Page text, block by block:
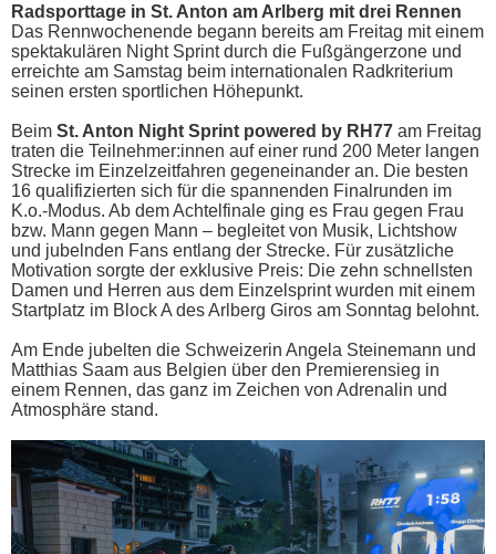
Radsporttage in St. Anton am Arlberg mit drei Rennen
Das Rennwochenende begann bereits am Freitag mit einem
spektakulären Night Sprint durch die Fußgängerzone und
erreichte am Samstag beim internationalen Radkriterium
seinen ersten sportlichen Höhepunkt.
Beim St. Anton Night Sprint powered by RH77 am Freitag
traten die Teilnehmer:innen auf einer rund 200 Meter langen
Strecke im Einzelzeitfahren gegeneinander an. Die besten
16 qualifizierten sich für die spannenden Finalrunden im
K.o.-Modus. Ab dem Achtelfinale ging es Frau gegen Frau
bzw. Mann gegen Mann – begleitet von Musik, Lichtshow
und jubelnden Fans entlang der Strecke. Für zusätzliche
Motivation sorgte der exklusive Preis: Die zehn schnellsten
Damen und Herren aus dem Einzelsprint wurden mit einem
Startplatz im Block A des Arlberg Giros am Sonntag belohnt.
Am Ende jubelten die Schweizerin Angela Steinemann und
Matthias Saam aus Belgien über den Premierensieg in
einem Rennen, das ganz im Zeichen von Adrenalin und
Atmosphäre stand.